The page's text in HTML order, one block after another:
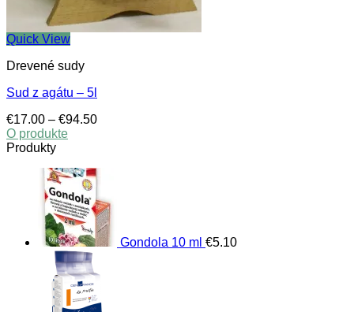
Quick View
Drevené sudy
Sud z agátu – 5l
€17.00 – €94.50Price
O produkte
This
multiple
variants.
options
may
Produkty
Gondola 10 ml €5.10